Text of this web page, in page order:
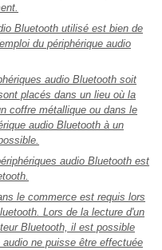
Bluetooth utilisé est bien de
du périphérique audio
audio Bluetooth soit
placés dans un lieu où la
coffre métallique ou dans le
audio Bluetooth à un
audio Bluetooth est
le commerce est requis lors
Lors de la lecture d'un
Bluetooth, il est possible
ne puisse être effectuée